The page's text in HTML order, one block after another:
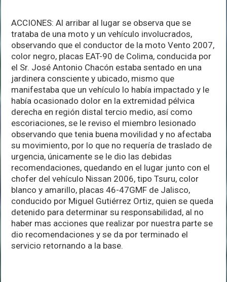
ACCIONES: Al arribar al lugar se observa que se
trataba de una moto y un vehículo involucrados,
observando que el conductor de la moto Vento 2007,
color negro, placas EAT-90 de Colima, conducida por
el Sr. José Antonio Chacón estaba sentado en una
jardinera consciente y ubicado, mismo que
manifestaba que un vehículo lo había impactado y le
había ocasionado dolor en la extremidad pélvica
derecha en región distal tercio medio, así como
escoriaciones, se le reviso el miembro lesionado
observando que tenia buena movilidad y no afectaba
su movimiento, por lo que no requería de traslado de
urgencia, únicamente se le dio las debidas
recomendaciones, quedando en el lugar junto con el
chofer del vehículo Nissan 2006, tipo Tsuru, color
blanco y amarillo, placas 46-47GMF de Jalisco,
conducido por Miguel Gutiérrez Ortiz, quien se queda
detenido para determinar su responsabilidad, al no
haber mas acciones que realizar por nuestra parte se
dio recomendaciones y se da por terminado el
servicio retornando a la base.